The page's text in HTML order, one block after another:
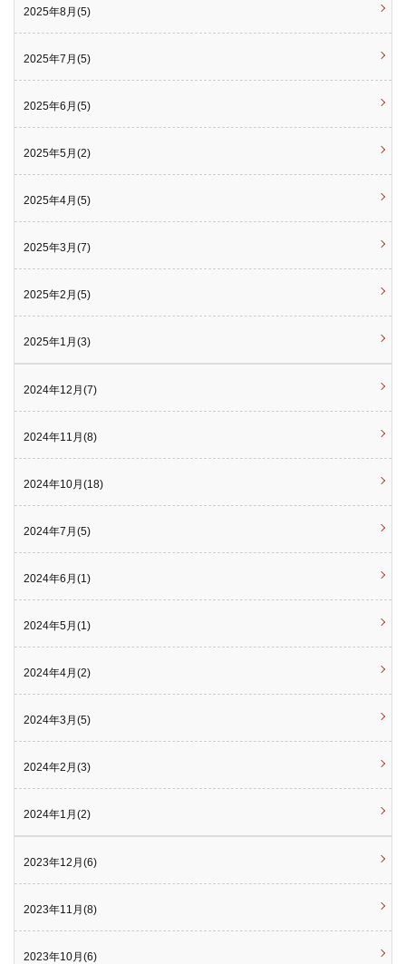
2025年8月(5)
2025年7月(5)
2025年6月(5)
2025年5月(2)
2025年4月(5)
2025年3月(7)
2025年2月(5)
2025年1月(3)
2024年12月(7)
2024年11月(8)
2024年10月(18)
2024年7月(5)
2024年6月(1)
2024年5月(1)
2024年4月(2)
2024年3月(5)
2024年2月(3)
2024年1月(2)
2023年12月(6)
2023年11月(8)
2023年10月(6)